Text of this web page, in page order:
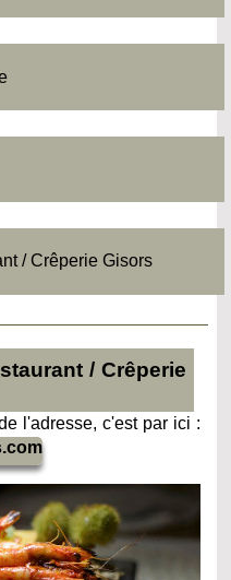
/ Crêperie Gisors
/ Crêperie
l'adresse, c'est par ici :